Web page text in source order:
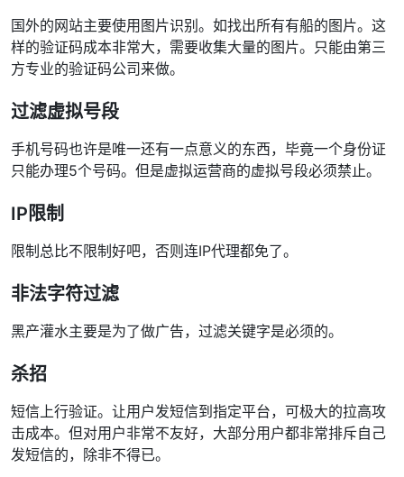
国外的网站主要使用图片识别。如找出所有有船的图片。这
样的验证码成本非常大，需要收集大量的图片。只能由第三
方专业的验证码公司来做。
过滤虚拟号段
手机号码也许是唯一还有一点意义的东西，毕竟一个身份证
只能办理5个号码。但是虚拟运营商的虚拟号段必须禁止。
IP限制
限制总比不限制好吧，否则连IP代理都免了。
非法字符过滤
黑产灌水主要是为了做广告，过滤关键字是必须的。
杀招
短信上行验证。让用户发短信到指定平台，可极大的拉高攻
击成本。但对用户非常不友好，大部分用户都非常排斥自己
发短信的，除非不得已。